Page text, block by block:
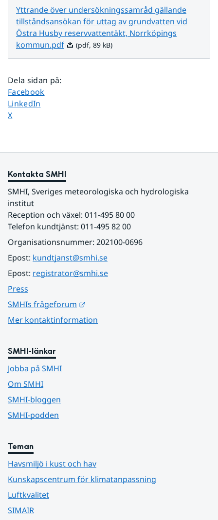
Yttrande över undersökningssamråd gällande
tillståndsansökan för uttag av grundvatten vid
Östra Husby reservvattentäkt, Norrköpings
kommun.pdfPdf, 89 kB.
(pdf, 89 kB)
Dela sidan på:
Dela sidan på
Facebook
Dela sidan på
LinkedIn
Dela sidan på
X
Kontakta SMHI
SMHI, Sveriges meteorologiska och hydrologiska
institut
Reception och växel: 011-495 80 00
Telefon kundtjänst: 011-495 82 00
Organisationsnummer: 202100-0696
Epost: kundtjanst@smhi.se
Epost: registrator@smhi.se
Press
SMHIs frågeforum
Mer kontaktinformation
SMHI-länkar
Jobba på SMHI
Om SMHI
SMHI-bloggen
SMHI-podden
Teman
Havsmiljö i kust och hav
Kunskapscentrum för klimatanpassning
Luftkvalitet
SIMAIR